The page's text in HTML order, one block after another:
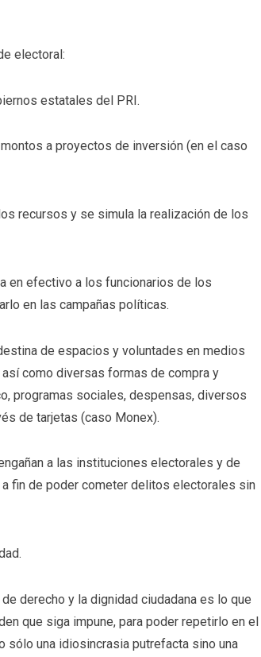
electoral:
estatales del PRI.
a proyectos de inversión (en el caso
recursos y se simula la realización de los
en efectivo a los funcionarios de los
en las campañas políticas.
de espacios y voluntades en medios
como diversas formas de compra y
programas sociales, despensas, diversos
de tarjetas (caso Monex).
a las instituciones electorales y de
fin de poder cometer delitos electorales sin
derecho y la dignidad ciudadana es lo que
que siga impune, para poder repetirlo en el
sólo una idiosincrasia putrefacta sino una